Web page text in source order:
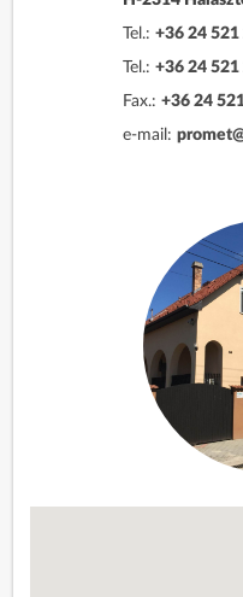
Tel.: +36 24 521
Tel.: +36 24 521
Fax.: +36 24
e-mail: